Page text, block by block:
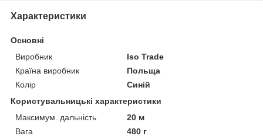
Характеристики
Основні
Виробник
Iso Trade
Країна виробник
Польща
Колір
Синій
Користувальницькі характеристики
Максимум. дальність
20 м
Вага
480 г